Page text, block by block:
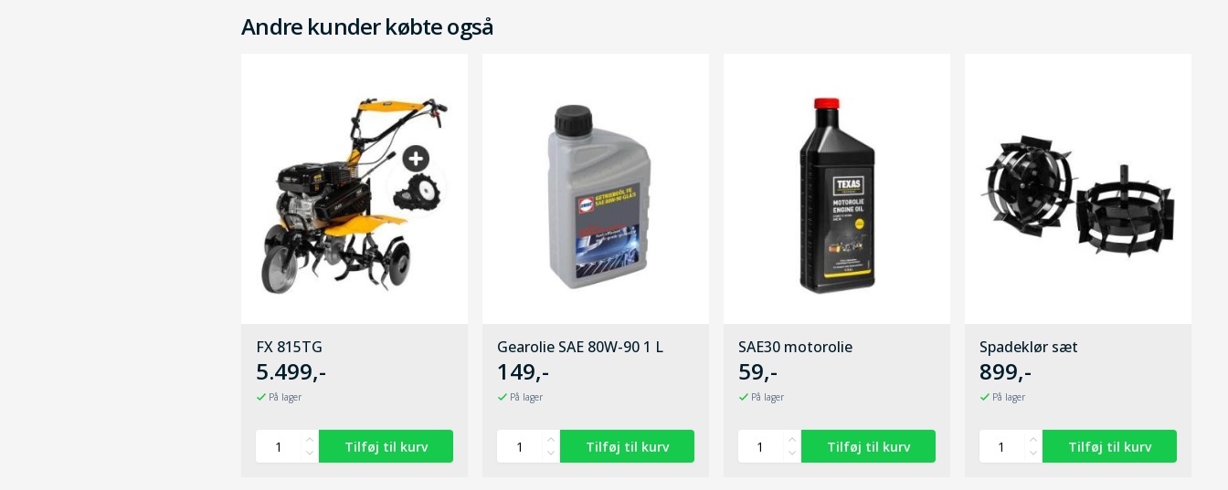
Andre kunder købte også
FX 815TG
5.499,-
På lager
Gearolie SAE 80W-90 1 L
149,-
På lager
SAE30 motorolie
59,-
På lager
Spadeklør sæt
899,-
På lager